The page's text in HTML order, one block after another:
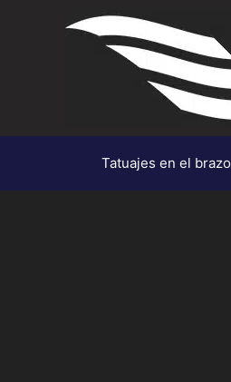
Tatuajes en el brazo